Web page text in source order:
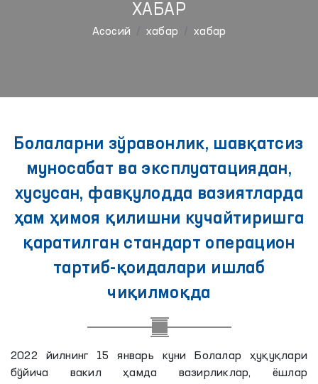
ХАБАР
Aсосий хабар хабар
Болаларни зўравонлик, шавқатсиз
муносабат ва эксплуатациядан,
хусусан, фавқулодда вазиятларда
ҳам ҳимоя қилишни кучайтиришга
қаратилган стандарт операцион
тартиб-қоидалари ишлаб
чиқилмоқда
2022 йилнинг 15 январь куни Болалар ҳуқуқлари
бўйича вакил ҳамда вазирликлар, ёшлар